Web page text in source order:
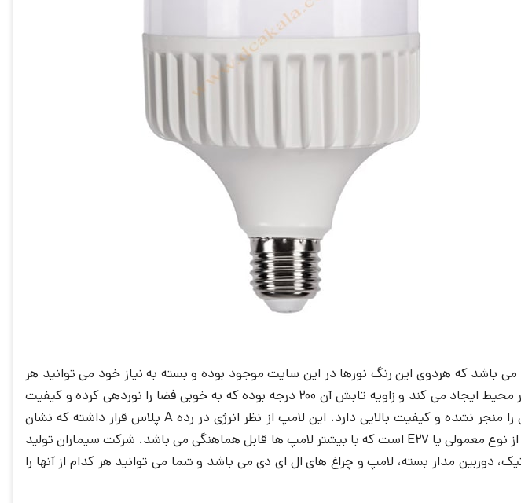
می باشد که هردوی این رنگ نورها در این سایت موجود بوده و بسته به نیاز خود می توانید هر
کدام از آنها را انتخاب و خریداری نمایید. این لامپ با توان 30 وات میزان روشنایی 2700 لومن را در محیط ایجاد می کند و زاویه تابش آن 200 درجه بوده که به خوبی فضا را نوردهی کرده و کیفیت
بالایی دارد. طول عمر آن 25000 ساعت می باشد که در طول این مدت افت نوردهی و یا سوختگی را منجر نشده و کیفیت بالایی دارد. این لامپ از نظر انرژی در رده A پلاس قرار داشته که نشان
دهنده هدر رفت کم آن و بازدهی بالای انرژی لامپ می باشد. سرپیچ بکار رفته شده در این محصول از نوع معمولی یا E27 است که با بیشتر لامپ ها قابل هماهنگی می باشد. شرکت سیماران تولید
مدار بسته، لامپ و چراغ های ال ای دی می باشد و شما می توانید هر کدام از آنها را